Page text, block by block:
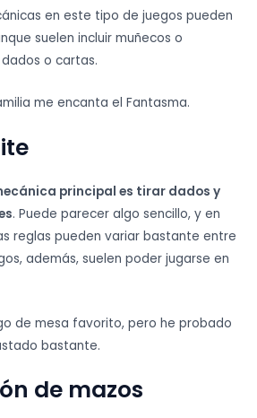
en este tipo de juegos pueden
suelen incluir muñecos o
o cartas.
me encanta el Fantasma.
principal es tirar dados y
. Puede parecer algo sencillo, y en
reglas pueden variar bastante entre
además, suelen poder jugarse en
de mesa favorito, pero he probado
bastante.
de mazos